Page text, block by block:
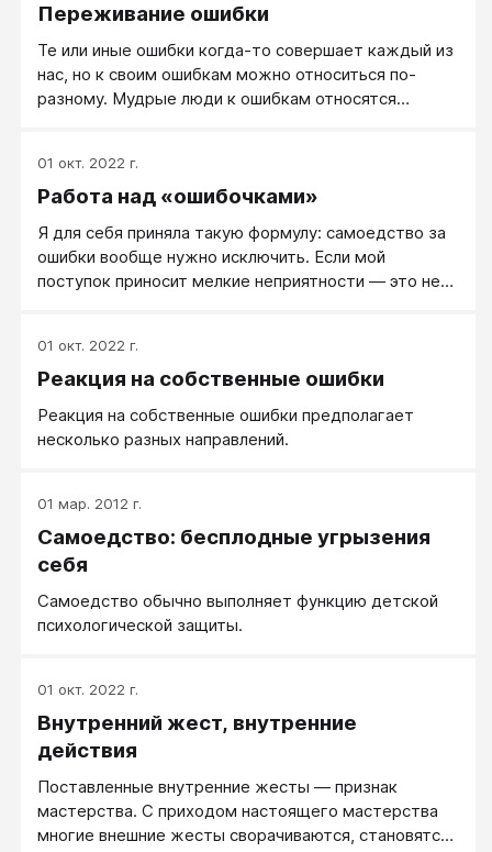
Переживание ошибки
Те или иные ошибки когда-то совершает каждый из
нас, но к своим ошибкам можно относиться по-
разному. Мудрые люди к ошибкам относятся
01 окт. 2022 г.
Работа над «ошибочками»
Я для себя приняла такую формулу: самоедство за
ошибки вообще нужно исключить. Если мой
поступок приносит мелкие неприятности — это не
01 окт. 2022 г.
Реакция на собственные ошибки
Реакция на собственные ошибки предполагает
несколько разных направлений.
01 мар. 2012 г.
Самоедство: бесплодные угрызения
себя
Самоедство обычно выполняет функцию детской
психологической защиты.
01 окт. 2022 г.
Внутренний жест, внутренние
действия
Поставленные внутренние жесты — признак
мастерства. С приходом настоящего мастерства
многие внешние жесты сворачиваются, становятся